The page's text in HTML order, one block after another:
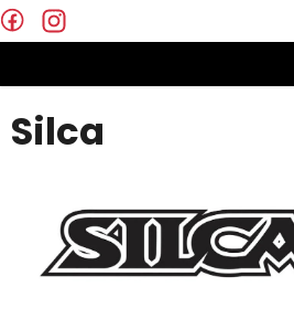
Silca
?